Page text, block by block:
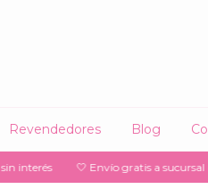
Revendedores Blog
🤍 Envío gratis a sucursal (+$140mil) y